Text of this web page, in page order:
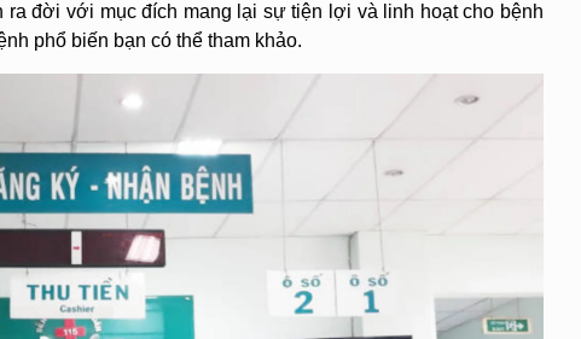
ra đời với mục đích mang lại sự tiện lợi và linh hoạt cho bệnh
phổ biến bạn có thể tham khảo.